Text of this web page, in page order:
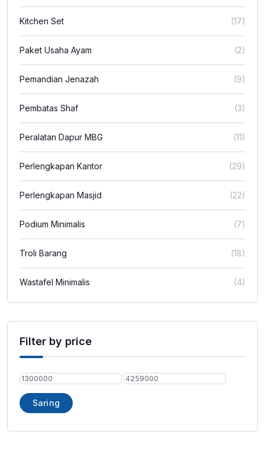
Kitchen Set (17)
Paket Usaha Ayam (2)
Pemandian Jenazah (9)
Pembatas Shaf (3)
Peralatan Dapur MBG (11)
Perlengkapan Kantor (29)
Perlengkapan Masjid (22)
Podium Minimalis (7)
Troli Barang (18)
Wastafel Minimalis (4)
Filter by price
Harga
terendah
Harga
Saring